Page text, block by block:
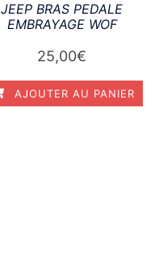
JEEP BRAS PEDALE
EMBRAYAGE WOF
25,00€
AJOUTER AU PANIER